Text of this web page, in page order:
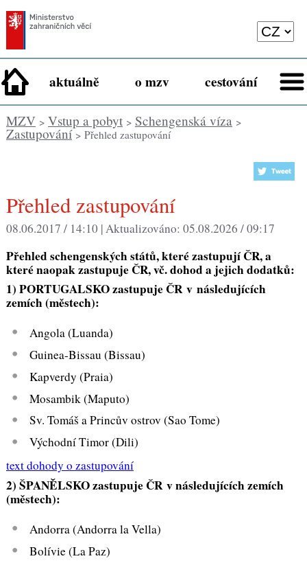
aktuálně o mzv cestování
MZV> Vstup a pobyt> Schengenská víza>
Zastupování> Přehled zastupování
Přehled zastupování
08.06.2017 / 14:10 |Aktualizováno: 05.08.2026 / 09:17
Přehled schengenských států, které zastupují ČR, a
které naopak zastupuje ČR, vč. dohod a jejich dodatků:
1) PORTUGALSKO zastupuje ČR v následujících
zemích (městech):
Angola (Luanda)
Guinea-Bissau (Bissau)
Kapverdy (Praia)
Mosambik (Maputo)
Sv. Tomáš a Princův ostrov (Sao Tome)
Východní Timor (Dili)
text dohody o zastupování
2) ŠPANĚLSKO zastupuje ČR v následujících zemích
(městech):
Andorra (Andorra la Vella)
Bolívie (La Paz)